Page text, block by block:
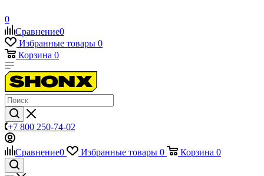
0
Сравнение0
Избранные товары 0
Корзина 0
+7 800 250-74-02
Сравнение0 Избранные товары 0 Корзина 0